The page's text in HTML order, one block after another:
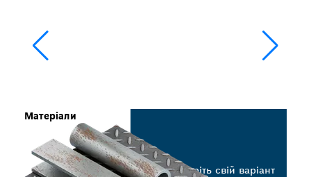
Матеріали
Виберіть свій варіант